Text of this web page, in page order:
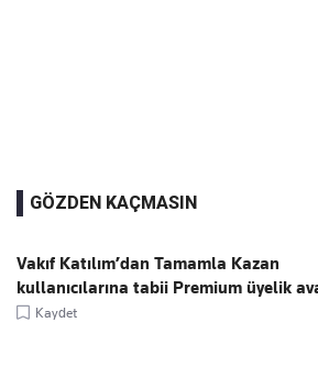
GÖZDEN KAÇMASIN
Vakıf Katılım’dan Tamamla Kazan
kullanıcılarına tabii Premium üyelik
Kaydet